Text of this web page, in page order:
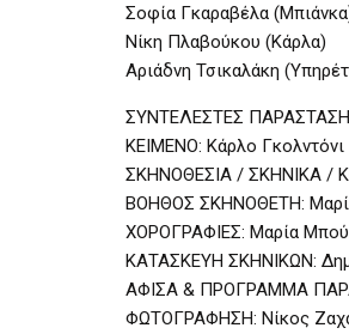
Σοφία Γκαραβέλα
Νίκη Πλαβούκου (Κάρλα)
Αριάδνη Τσικαλάκη
ΣΥΝΤΕΛΕΣΤΕΣ
ΚΕΙΜΕΝΟ: Κάρλο Γκολντόνι
ΣΚΗΝΟΘΕΣΙΑ / ΣΚΗΝΙΚΑ /
ΒΟΗΘΟΣ ΣΚΗΝΟΘΕΤΗ:
ΧΟΡΟΓΡΑΦΙΕΣ: Μαρία
ΚΑΤΑΣΚΕΥΗ ΣΚΗΝΙΚΩΝ:
ΑΦΙΣΑ & ΠΡΟΓΡΑΜΜΑ
ΦΩΤΟΓΡΑΦΗΣΗ: Νίκος